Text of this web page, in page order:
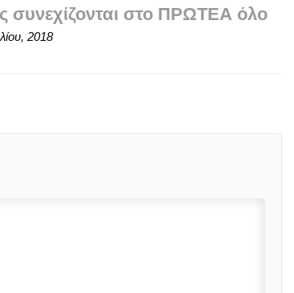
συνεχίζονται στο ΠΡΩΤΕΑ όλο
2018